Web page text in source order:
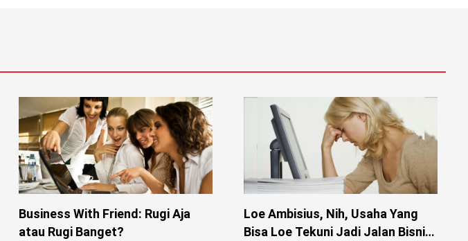
Business With Friend: Rugi Aja
atau Rugi Banget?
Loe Ambisius, Nih, Usaha Yang
Bisa Loe Tekuni Jadi Jalan Bisnis